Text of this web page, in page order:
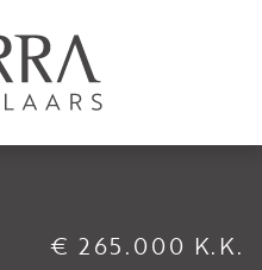
€ 265.000 K.K.